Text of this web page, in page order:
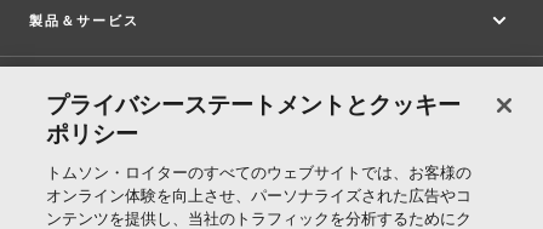
製品＆サービス
サポート
トムソン・ロイターについて
プライバシーステートメントとクッキー
ポリシー
トムソン・ロイターのすべてのウェブサイトでは、お客様の
オンライン体験を向上させ、パーソナライズされた広告やコ
ンテンツを提供し、当社のトラフィックを分析するためにク